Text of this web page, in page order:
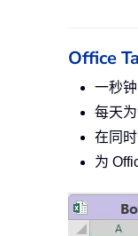
Office
一秒
每天
在同
为